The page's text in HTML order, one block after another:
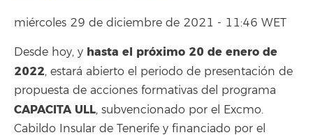
miércoles 29 de diciembre de 2021 - 11:46 WET
Desde hoy, y hasta el próximo 20 de enero de
2022, estará abierto el periodo de presentación de
propuesta de acciones formativas del programa
CAPACITA ULL, subvencionado por el Excmo.
Cabildo Insular de Tenerife y financiado por el